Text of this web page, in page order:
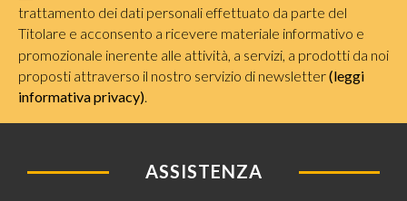
trattamento dei dati personali effettuato da parte del
Titolare e acconsento a ricevere materiale informativo e
promozionale inerente alle attività, a servizi, a prodotti da noi
proposti attraverso il nostro servizio di newsletter(leggi
informativa privacy).
ASSISTENZA